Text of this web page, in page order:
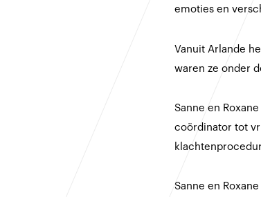
emoties en
Vanuit Arlande
waren ze onder
Sanne en
coördinator tot
Sanne en